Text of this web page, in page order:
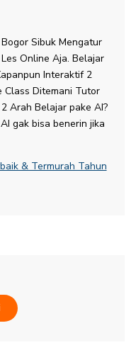
Sibuk Mengatur
Online Aja. Belajar
Interaktif 2
Ditemani Tutor
Arah Belajar pake AI?
gak bisa benerin jika
& Termurah Tahun